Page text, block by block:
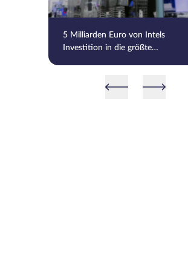
5 Milliarden Euro von Intels
Investition in die größte